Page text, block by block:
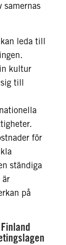
samernas
leda till
kultur
till
för
ständiga
är
på